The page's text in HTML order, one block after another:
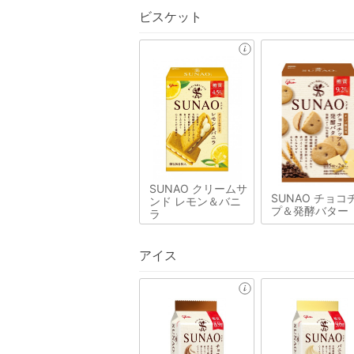
ビスケット
SUNAO クリームサ
ンド レモン＆バニ
ラ
SUNAO チョコ
プ＆発酵バター
アイス